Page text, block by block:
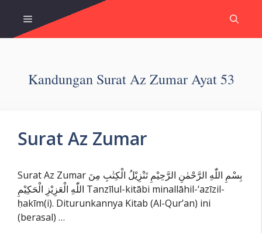
content
Menu
Kandungan Surat Az Zumar Ayat 53
Surat Az Zumar
Surat Az Zumar بِسْمِ اللّٰهِ الرَّحْمٰنِ الرَّحِيْمِ تَنْزِيْلُ الْكِتٰبِ مِنَ
اللّٰهِ الْعَزِيْزِ الْحَكِيْمِ Tanzīlul-kitābi minallāhil-‘azīzil-
ḥakīm(i). Diturunkannya Kitab (Al-Qur’an) ini
(berasal) …